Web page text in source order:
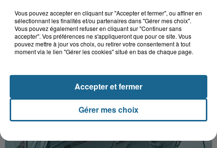
NOS AUTRES PODCASTS
Vous pouvez accepter en cliquant sur "Accepter et fermer", ou affiner en
sélectionnant les finalités et/ou partenaires dans "Gérer mes choix".
Vous pouvez également refuser en cliquant sur "Continuer sans
accepter". Vos préférences ne s'appliqueront que pour ce site. Vous
pouvez mettre à jour vos choix, ou retirer votre consentement à tout
moment via le lien "Gérer les cookies" situé en bas de chaque page.
Gérer mes choix
Accepter et fermer